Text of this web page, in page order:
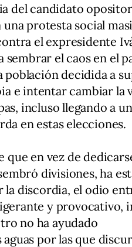
del candidato
protesta social
el expresidente
el caos en el
decidida a
e intentar cambiar la
incluso llegando a
en estas elecciones.
en vez de
divisiones, ha
la discordia, el odio
y provocativo,
no ha ayudado
aguas por las que